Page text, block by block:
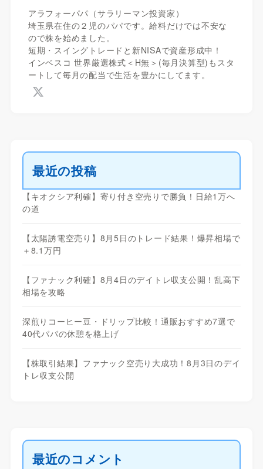
アラフォーパパ（サラリーマン投資家）
埼玉県在住の２児のパパです。給料だけでは不安な
ので株を始めました。
短期・スイングトレードと新NISAで資産形成中！
インベスコ 世界厳選株式＜H無＞(毎月決算型)もスタ
ートして毎月の配当で生活を豊かにしてます。
最近の投稿
【キオクシア利確】寄り付き空売りで勝負！日給1万へ
の道
【太陽誘電空売り】8月5日のトレード結果！爆昇相場で
＋8.1万円
【ファナック利確】8月4日のデイトレ収支公開！乱高下
相場を攻略
深煎りコーヒー豆・ドリップ比較！通販おすすめ7選で
40代パパの休憩を格上げ
【株取引結果】ファナック空売り大成功！8月3日のデイ
トレ収支公開
最近のコメント